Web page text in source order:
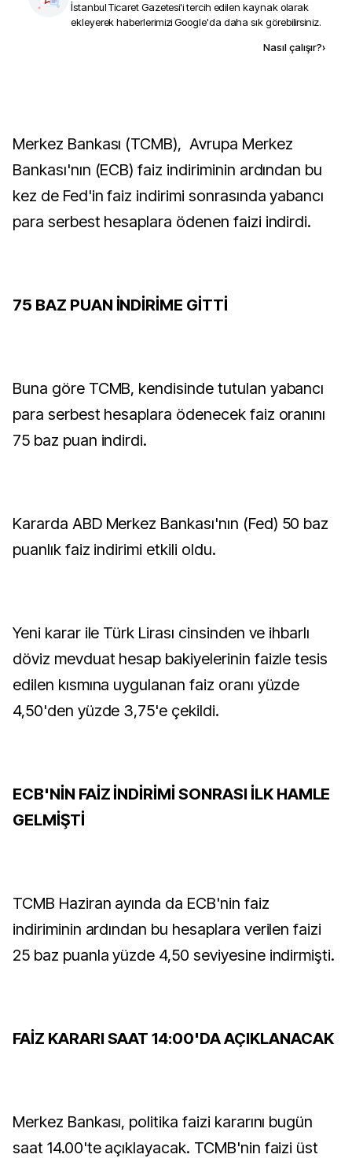
İstanbul Ticaret Gazetesi'i tercih edilen kaynak olarak
ekleyerek haberlerimizi Google'da daha sık görebilirsiniz.
Nasıl çalışır?›
Merkez Bankası (TCMB), Avrupa Merkez
Bankası'nın (ECB) faiz indiriminin ardından bu
kez de Fed'in faiz indirimi sonrasında yabancı
para serbest hesaplara ödenen faizi indirdi.
75 BAZ PUAN İNDİRİME GİTTİ
Buna göre TCMB, kendisinde tutulan yabancı
para serbest hesaplara ödenecek faiz oranını
75 baz puan indirdi.
Kararda ABD Merkez Bankası'nın (Fed) 50 baz
puanlık faiz indirimi etkili oldu.
Yeni karar ile Türk Lirası cinsinden ve ihbarlı
döviz mevduat hesap bakiyelerinin faizle tesis
edilen kısmına uygulanan faiz oranı yüzde
4,50'den yüzde 3,75'e çekildi.
ECB'NİN FAİZ İNDİRİMİ SONRASI İLK HAMLE
GELMİŞTİ
TCMB Haziran ayında da ECB'nin faiz
indiriminin ardından bu hesaplara verilen faizi
25 baz puanla yüzde 4,50 seviyesine indirmişti.
FAİZ KARARI SAAT 14:00'DA AÇIKLANACAK
Merkez Bankası, politika faizi kararını bugün
saat 14.00'te açıklayacak. TCMB'nin faizi üst